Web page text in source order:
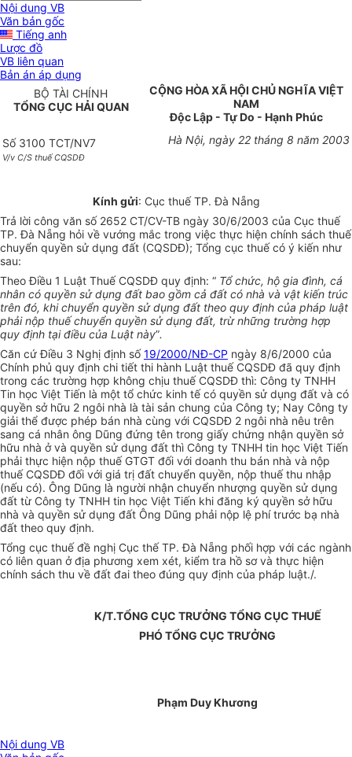
Nội dung VB
Văn bản gốc
Tiếng anh
Lược đồ
VB liên quan
Bản án áp dụng
BỘ TÀI CHÍNH
TỔNG CỤC HẢI QUAN
CỘNG HÒA XÃ HỘI CHỦ NGHĨA VIỆT
NAM
Độc Lập - Tự Do - Hạnh Phúc
Số 3100 TCT/NV7
V/v C/S thuế CQSDĐ
Hà Nội, ngày 22 tháng 8 năm 2003
Kính gửi: Cục thuế TP. Đà Nẵng
Trả lời công văn số 2652 CT/CV-TB ngày 30/6/2003 của Cục thuế
TP. Đà Nẵng hỏi về vướng mắc trong việc thực hiện chính sách thuế
chuyển quyền sử dụng đất (CQSDĐ); Tổng cục thuế có ý kiến như
sau:
Theo Điều 1 Luật Thuế CQSDĐ quy định: “ Tổ chức, hộ gia đình, cá
nhân có quyền sử dụng đất bao gồm cả đất có nhà và vật kiến trúc
trên đó, khi chuyển quyền sử dụng đất theo quy định của pháp luật
phải nộp thuế chuyển quyền sử dụng đất, trừ những trường hợp
quy định tại điều của Luật này”.
Căn cứ Điều 3 Nghị định số19/2000/NĐ-CP ngày 8/6/2000 của
Chính phủ quy định chi tiết thi hành Luật thuế CQSDĐ đã quy định
trong các trường hợp không chịu thuế CQSDĐ thì: Công ty TNHH
Tin học Việt Tiến là một tổ chức kinh tế có quyền sử dụng đất và có
quyền sở hữu 2 ngôi nhà là tài sản chung của Công ty; Nay Công ty
giải thể được phép bán nhà cùng với CQSDĐ 2 ngôi nhà nêu trên
sang cá nhân ông Dũng đứng tên trong giấy chứng nhận quyền sở
hữu nhà ở và quyền sử dụng đất thì Công ty TNHH tin học Việt Tiến
phải thực hiện nộp thuế GTGT đối với doanh thu bán nhà và nộp
thuế CQSDĐ đối với giá trị đất chuyển quyền, nộp thuế thu nhập
(nếu có). Ông Dũng là người nhận chuyển nhượng quyền sử dụng
đất từ Công ty TNHH tin học Việt Tiến khi đăng ký quyền sở hữu
nhà và quyền sử dụng đất Ông Dũng phải nộp lệ phí trước bạ nhà
đất theo quy định.
Tổng cục thuế đề nghị Cục thế TP. Đà Nẵng phối hợp với các ngành
có liên quan ở địa phương xem xét, kiểm tra hồ sơ và thực hiện
chính sách thu về đất đai theo đúng quy định của pháp luật./.
K/T.TỔNG CỤC TRƯỞNG TỔNG CỤC THUẾ
PHÓ TỔNG CỤC TRƯỞNG
Phạm Duy Khương
Nội dung VB